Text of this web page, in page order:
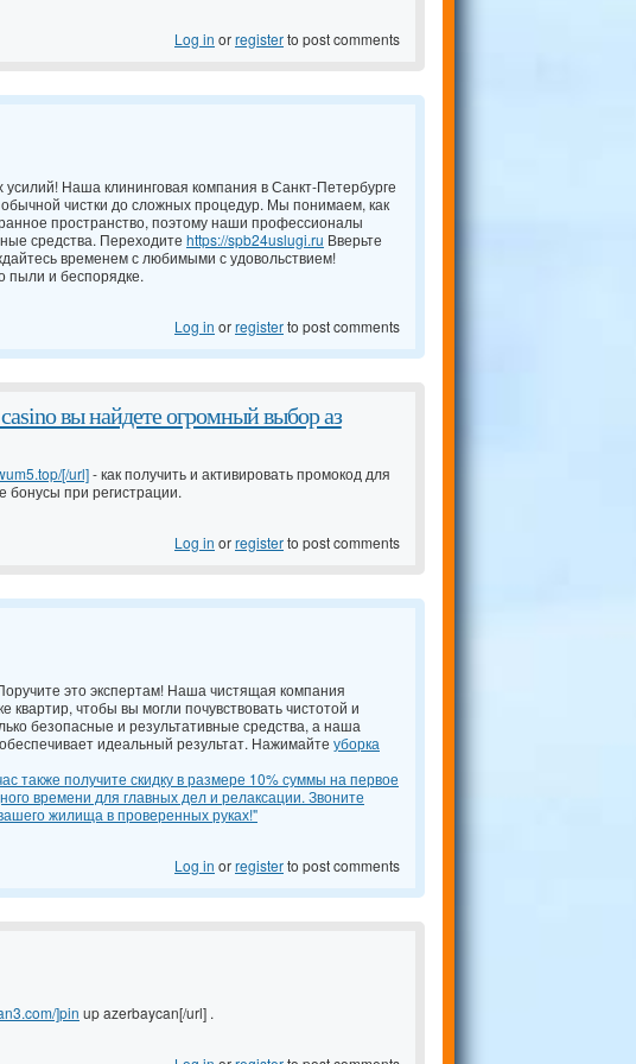
Log in orregisterto post comments
Наша клининговая компания в Санкт-Петербурге
обычной чистки до сложных процедур. Мы понимаем, как
пространство, поэтому наши профессионалы
средства. Переходите https://spb24uslugi.ru Вверьте
временем с любимыми с удовольствием!
пыли и беспорядке.
Log in orregisterto post comments
вы найдете огромный выбор аз
[/url]- как получить и активировать промокод для
бонусы при регистрации.
Log in orregisterto post comments
это экспертам! Наша чистящая компания
квартир, чтобы вы могли почувствовать чистотой и
безопасные и результативные средства, а наша
идеальный результат. Нажимайте уборка
также получите скидку в размере 10% суммы на первое
времени для главных дел и релаксации. Звоните
жилища в проверенных руках!"
Log in orregisterto post comments
]pin up azerbaycan[/url] .